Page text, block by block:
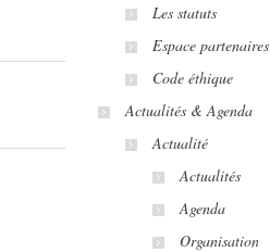
Les statuts
Espace partenaires
Code éthique
Actualités & Agenda
Actualité
Actualités
Agenda
Organisation